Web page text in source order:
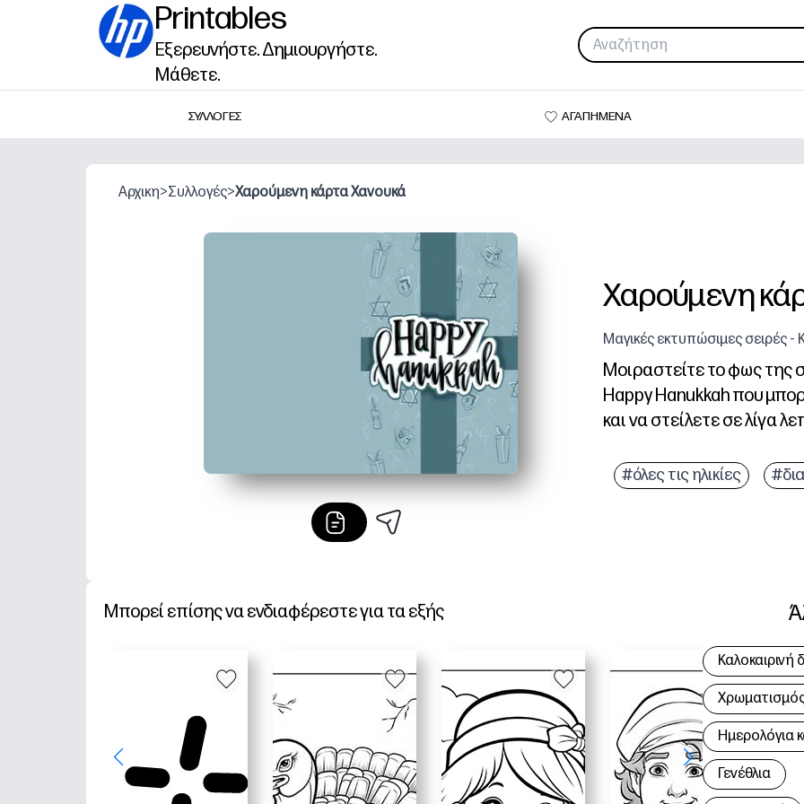
Printables
Εξερευνήστε. Δημιουργήστε.
Μάθετε.
ΣΥΛΛΟΓΕΣ ΑΓΑΠΗΜΕΝΑ
Αρχικη>Συλλογές>Χαρούμενη κάρτα Χανουκά
Χαρούμενη
Μαγικές εκτυπώσιμες σειρές -
Μοιραστείτε το φως της
Happy Hanukkah που
και να στείλετε σε λίγα
Ευκολία χωρίς
#όλες τις ηλικίες
Μπορεί επίσης να ενδιαφέρεστε για τα εξής
Καλοκαιρινή
Χρωματισμός
Hμερολόγια
Γενέθλια